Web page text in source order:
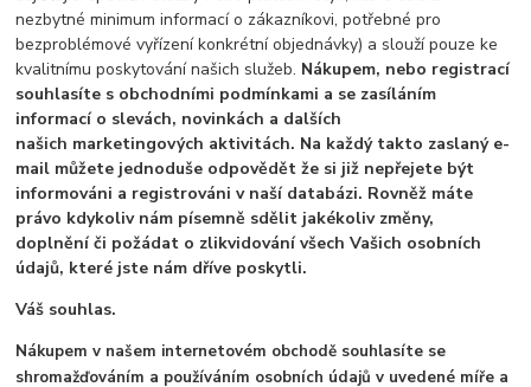
nezbytné minimum informací o zákazníkovi, potřebné pro
bezproblémové vyřízení konkrétní objednávky) a slouží pouze ke
kvalitnímu poskytování našich služeb. Nákupem, nebo registrací
souhlasíte s obchodními podmínkami a se zasíláním
informací o slevách, novinkách a dalších
našich marketingových aktivitách. Na každý takto zaslaný e-
mail můžete jednoduše odpovědět že si již nepřejete být
informováni a registrováni v naší databázi. Rovněž máte
právo kdykoliv nám písemně sdělit jakékoliv změny,
doplnění či požádat o zlikvidování všech Vašich osobních
údajů, které jste nám dříve poskytli.
Váš souhlas.
Nákupem v našem internetovém obchodě souhlasíte se
shromažďováním a používáním osobních údajů v uvedené míře a